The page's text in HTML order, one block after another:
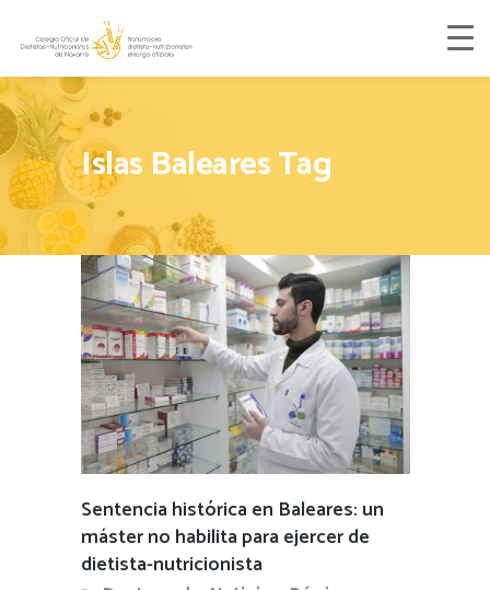
Islas Baleares Tag
Sentencia histórica en Baleares: un
máster no habilita para ejercer de
dietista-nutricionista